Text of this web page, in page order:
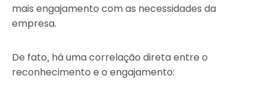
mais engajamento com as necessidades da
empresa.
De fato, há uma correlação direta entre o
reconhecimento e o engajamento: